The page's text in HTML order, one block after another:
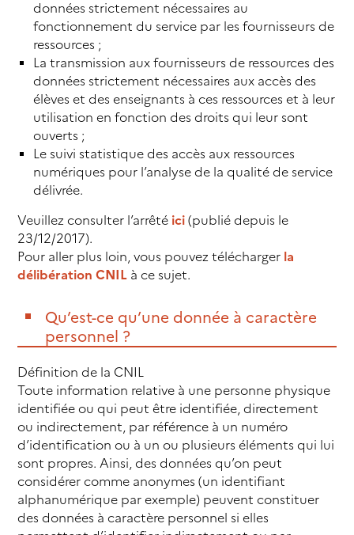
données strictement nécessaires au
fonctionnement du service par les fournisseurs de
ressources ;
La transmission aux fournisseurs de ressources des
données strictement nécessaires aux accès des
élèves et des enseignants à ces ressources et à leur
utilisation en fonction des droits qui leur sont
ouverts ;
Le suivi statistique des accès aux ressources
numériques pour l’analyse de la qualité de service
délivrée.
Veuillez consulter l’arrêté ici (publié depuis le
23/12/2017).
Pour aller plus loin, vous pouvez télécharger la
délibération CNIL à ce sujet.
Qu’est-ce qu’une donnée à caractère
personnel ?
Définition de la CNIL
Toute information relative à une personne physique
identifiée ou qui peut être identifiée, directement
ou indirectement, par référence à un numéro
d’identification ou à un ou plusieurs éléments qui lui
sont propres. Ainsi, des données qu’on peut
considérer comme anonymes (un identifiant
alphanumérique par exemple) peuvent constituer
des données à caractère personnel si elles